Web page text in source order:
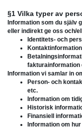
§1 Vilka typer av
Information som du själv
eller indirekt ge oss och/
Identitets- och
fakturainformation
Information vi samlar in
Person- och
etc.
Information om
Historisk
Finansiell
Information om